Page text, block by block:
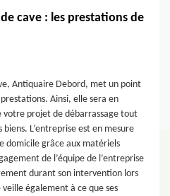
cave : les prestations de
Antiquaire Debord, met un point
Ainsi, elle sera en
votre projet de débarrassage tout
L’entreprise est en mesure
domicile grâce aux matériels
de l’équipe de l’entreprise
durant son intervention lors
également à ce que ses